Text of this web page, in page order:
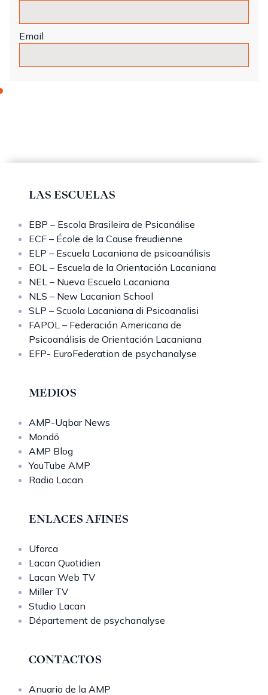
Email
LAS ESCUELAS
EBP – Escola Brasileira de Psicanálise
ECF – École de la Cause freudienne
ELP – Escuela Lacaniana de psicoanálisis
EOL – Escuela de la Orientación Lacaniana
NEL – Nueva Escuela Lacaniana
NLS – New Lacanian School
SLP – Scuola Lacaniana di Psicoanalisi
FAPOL – Federación Americana de
Psicoanálisis de Orientación Lacaniana
EFP- EuroFederation de psychanalyse
MEDIOS
AMP-Uqbar News
Mondō
AMP Blog
YouTube AMP
Radio Lacan
ENLACES AFINES
Uforca
Lacan Quotidien
Lacan Web TV
Miller TV
Studio Lacan
Département de psychanalyse
CONTACTOS
Anuario de la AMP